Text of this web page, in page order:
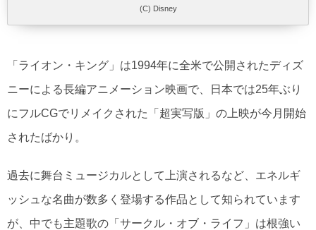
(C) Disney
「ライオン・キング」は1994年に全米で公開されたディズ
ニーによる長編アニメーション映画で、日本では25年ぶり
にフルCGでリメイクされた「超実写版」の上映が今月開始
されたばかり。
過去に舞台ミュージカルとして上演されるなど、エネルギ
ッシュな名曲が数多く登場する作品として知られています
が、中でも主題歌の「サークル・オブ・ライフ」は根強い